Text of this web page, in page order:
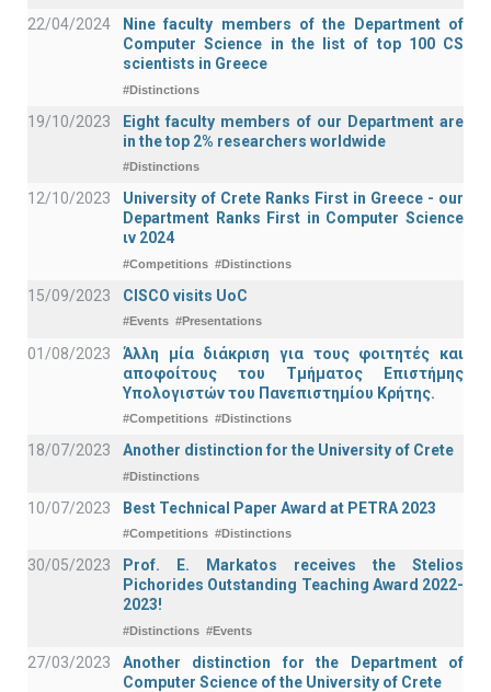
22/04/2024
Nine faculty members of the Department of
Computer Science in the list of top 100 CS
scientists in Greece
#Distinctions
19/10/2023
Eight faculty members of our Department are
in the top 2% researchers worldwide
#Distinctions
12/10/2023
University of Crete Ranks First in Greece - our
Department Ranks First in Computer Science
ιν 2024
#Competitions #Distinctions
15/09/2023 CISCO visits UoC
#Events #Presentations
01/08/2023
Άλλη μία διάκριση για τους φοιτητές και
αποφοίτους του Τμήματος Επιστήμης
Υπολογιστών του Πανεπιστημίου Κρήτης.
#Competitions #Distinctions
18/07/2023 Another distinction for the University of Crete
#Distinctions
10/07/2023 Best Technical Paper Award at PETRA 2023
#Competitions #Distinctions
30/05/2023
Prof. E. Markatos receives the Stelios
Pichorides Outstanding Teaching Award 2022-
2023!
#Distinctions #Events
27/03/2023
Another distinction for the Department of
Computer Science of the University of Crete